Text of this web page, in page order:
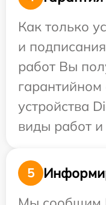
Как только
и
работ Вы
устройства
виды работ и
5